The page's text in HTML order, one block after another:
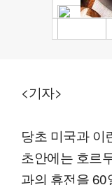
<기자>
당초 미국과 이
초안에는 호르
과의 휴전을 60